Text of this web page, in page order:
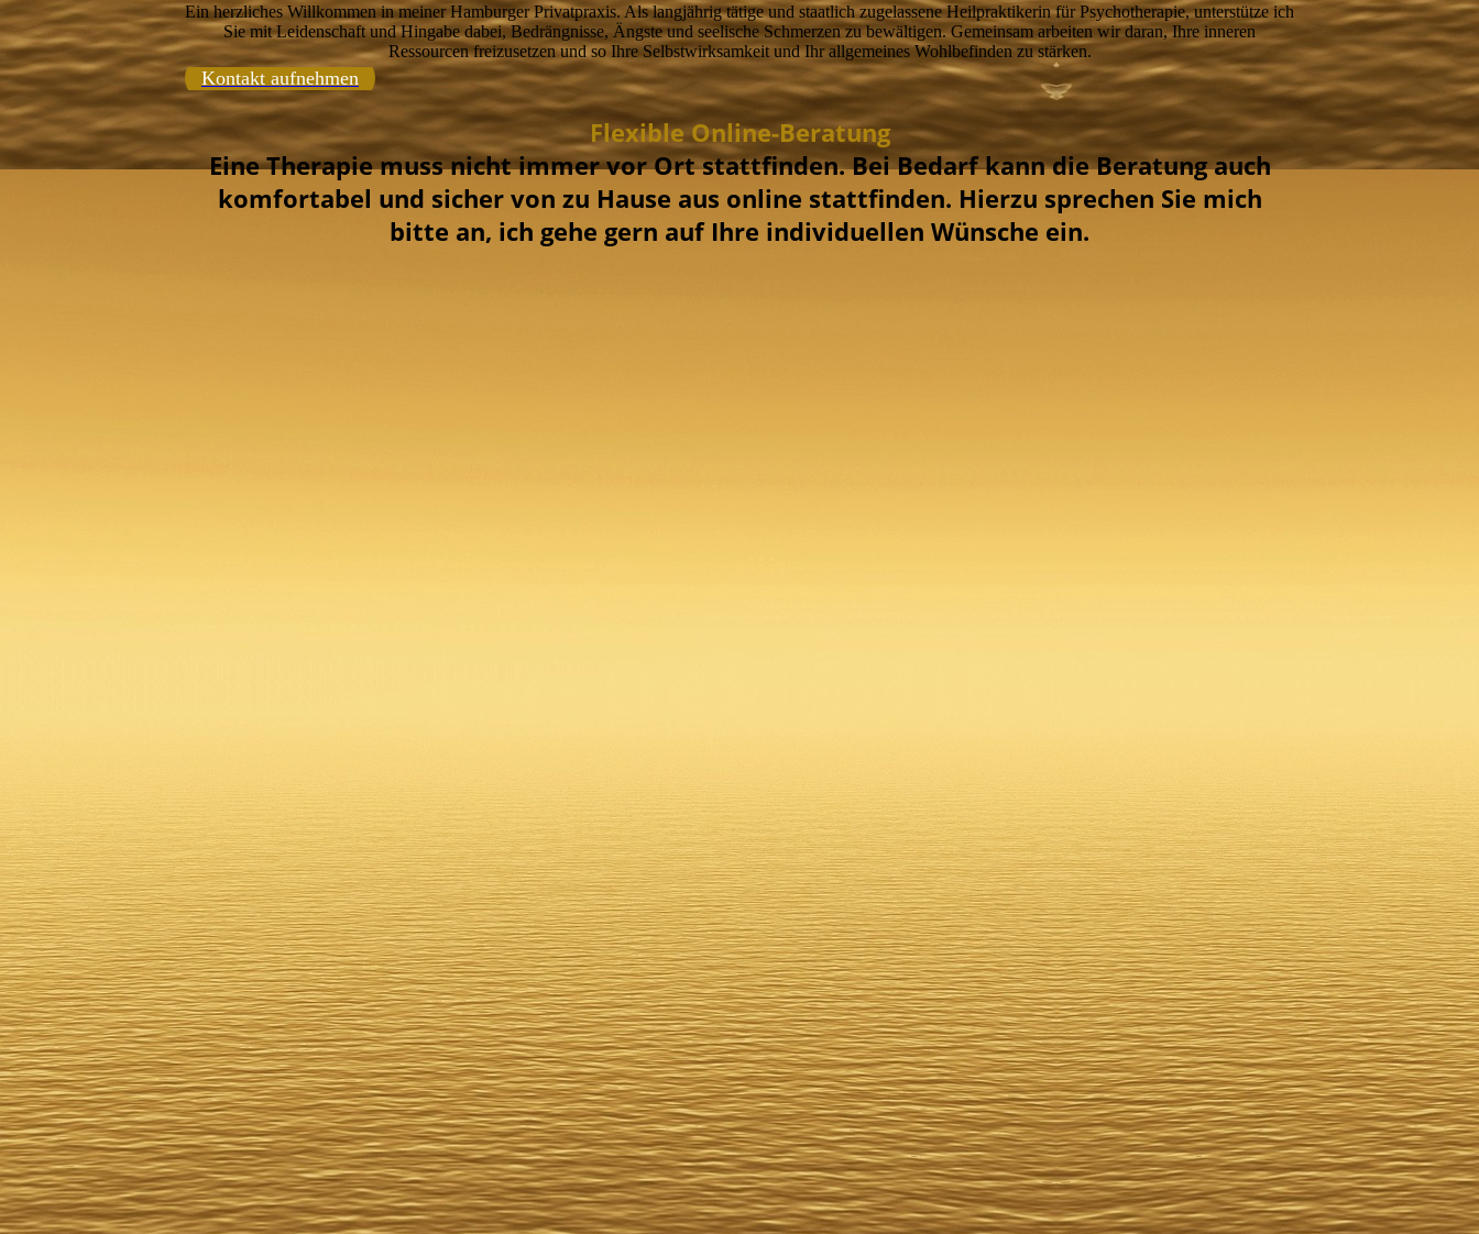
Ein herzliches Willkommen in meiner Hamburger Privatpraxis. Als langjährig tätige und staatlich zugelassene Heilpraktikerin für Psychotherapie, unterstütze ich
Sie mit Leidenschaft und Hingabe dabei, Bedrängnisse, Ängste und seelische Schmerzen zu bewältigen. Gemeinsam arbeiten wir daran, Ihre inneren
Ressourcen freizusetzen und so Ihre Selbstwirksamkeit und Ihr allgemeines Wohlbefinden zu stärken.
Kontakt aufnehmen
Flexible Online-Beratung
Eine Therapie muss nicht immer vor Ort stattfinden. Bei Bedarf kann die Beratung auch
komfortabel und sicher von zu Hause aus online stattfinden. Hierzu sprechen Sie mich
bitte an, ich gehe gern auf Ihre individuellen Wünsche ein.